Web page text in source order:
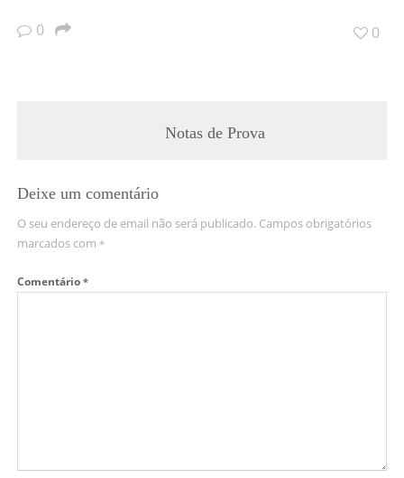
0 0
Notas de Prova
Deixe um comentário
O seu endereço de email não será publicado. Campos obrigatórios
marcados com *
Comentário *